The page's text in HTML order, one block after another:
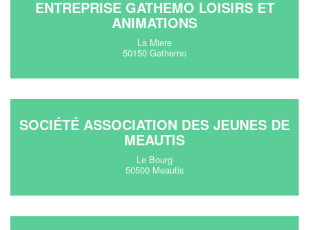
ENTREPRISE GATHEMO LOISIRS ET
ANIMATIONS
La Miere
50150 Gathemo
SOCIÉTÉ ASSOCIATION DES JEUNES DE
MEAUTIS
Le Bourg
50500 Meautis